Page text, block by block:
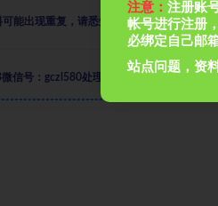
能出现重复，请悉知。
信号：gczl580处理
注意： 注册账
帐号进行注册
必绑定自己邮箱
站点问题，资